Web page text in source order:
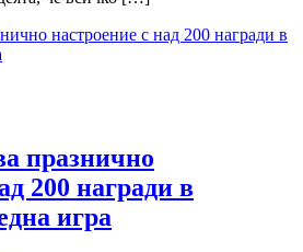
празнично
200 награди в
игра